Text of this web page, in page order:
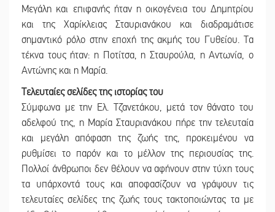
Μεγάλη και επιφανής ήταν η οικογένεια του Δημητρίου
και της Χαρίκλειας Σταυριανάκου και διαδραμάτισε
σημαντικό ρόλο στην εποχή της ακμής του Γυθείου. Τα
τέκνα τους ήταν: η Ποτίτσα, η Σταυρούλα, η Αντωνία, ο
Αντώνης και η Μαρία.
Τελευταίες σελίδες της ιστορίας του
Σύμφωνα με την Ελ. Τζανετάκου, μετά τον θάνατο του
αδελφού της, η Μαρία Σταυριανάκου πήρε την τελευταία
και μεγάλη απόφαση της ζωής της, προκειμένου να
ρυθμίσει το παρόν και το μέλλον της περιουσίας της.
Πολλοί άνθρωποι δεν θέλουν να αφήνουν στην τύχη τους
τα υπάρχοντά τους και αποφασίζουν να γράψουν τις
τελευταίες σελίδες της ζωής τους τακτοποιώντας τα με